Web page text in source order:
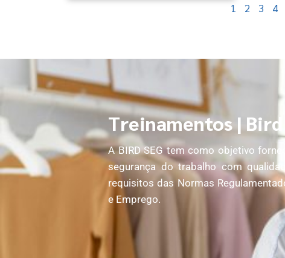
1 2 3 4
Treinamentos | Bird
A BIRD SEG tem como objetivo
segurança do trabalho com
requisitos das Normas
e Emprego.